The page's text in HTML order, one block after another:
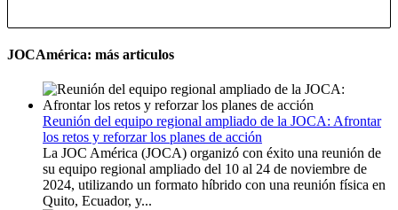
JOCAmérica: más articulos
Reunión del equipo regional ampliado de la JOCA: Afrontar
los retos y reforzar los planes de acción
La JOC América (JOCA) organizó con éxito una reunión de
su equipo regional ampliado del 10 al 24 de noviembre de
2024, utilizando un formato híbrido con una reunión física en
Quito, Ecuador, y...